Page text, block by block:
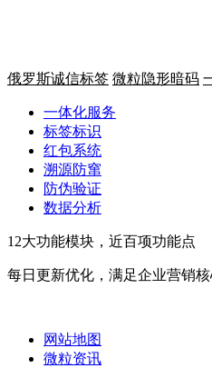
俄罗斯诚信标签 微粒隐形暗码
一体化服务
标签标识
红包系统
溯源防窜
防伪验证
数据分析
12大功能模块，近百项功能点
每日更新优化，满足企业营销
网站地图
微粒资讯